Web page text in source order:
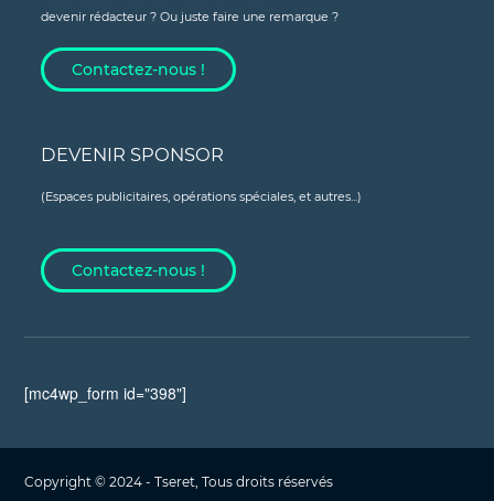
devenir rédacteur ? Ou juste faire une remarque ?
Contactez-nous !
DEVENIR SPONSOR
(Espaces publicitaires, opérations spéciales, et autres...)
Contactez-nous !
[mc4wp_form id="398"]
Copyright © 2024 - Tseret, Tous droits réservés